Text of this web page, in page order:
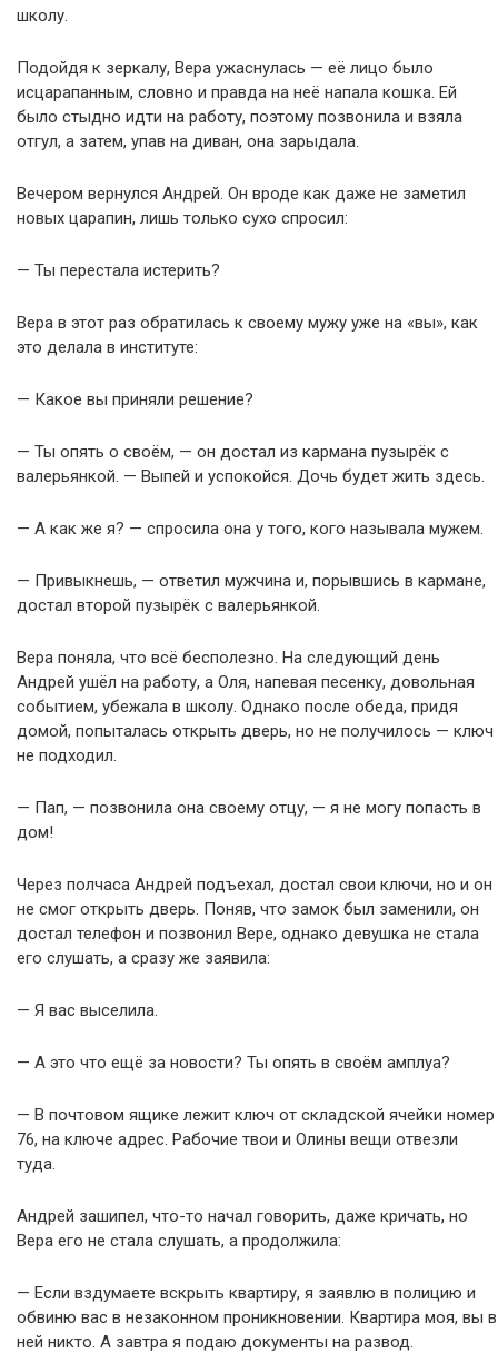
школу.
Подойдя к зеркалу, Вера ужаснулась — её лицо было
исцарапанным, словно и правда на неё напала кошка. Ей
было стыдно идти на работу, поэтому позвонила и взяла
отгул, а затем, упав на диван, она зарыдала.
Вечером вернулся Андрей. Он вроде как даже не заметил
новых царапин, лишь только сухо спросил:
— Ты перестала истерить?
Вера в этот раз обратилась к своему мужу уже на «вы», как
это делала в институте:
— Какое вы приняли решение?
— Ты опять о своём, — он достал из кармана пузырёк с
валерьянкой. — Выпей и успокойся. Дочь будет жить здесь.
— А как же я? — спросила она у того, кого называла мужем.
— Привыкнешь, — ответил мужчина и, порывшись в кармане,
достал второй пузырёк с валерьянкой.
Вера поняла, что всё бесполезно. На следующий день
Андрей ушёл на работу, а Оля, напевая песенку, довольная
событием, убежала в школу. Однако после обеда, придя
домой, попыталась открыть дверь, но не получилось — ключ
не подходил.
— Пап, — позвонила она своему отцу, — я не могу попасть в
дом!
Через полчаса Андрей подъехал, достал свои ключи, но и он
не смог открыть дверь. Поняв, что замок был заменили, он
достал телефон и позвонил Вере, однако девушка не стала
его слушать, а сразу же заявила:
— Я вас выселила.
— А это что ещё за новости? Ты опять в своём амплуа?
— В почтовом ящике лежит ключ от складской ячейки номер
76, на ключе адрес. Рабочие твои и Олины вещи отвезли
туда.
Андрей зашипел, что-то начал говорить, даже кричать, но
Вера его не стала слушать, а продолжила:
— Если вздумаете вскрыть квартиру, я заявлю в полицию и
обвиню вас в незаконном проникновении. Квартира моя, вы в
ней никто. А завтра я подаю документы на развод.